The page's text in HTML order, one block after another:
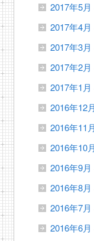
2017年5月
2017年4月
2017年3月
2017年2月
2017年1月
2016年12月
2016年11月
2016年10月
2016年9月
2016年8月
2016年7月
2016年6月